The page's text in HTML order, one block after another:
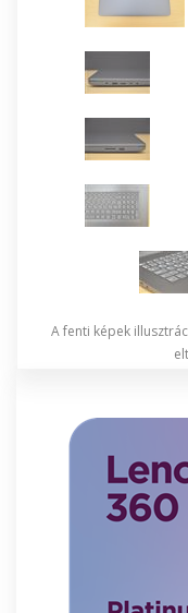
A fenti képek